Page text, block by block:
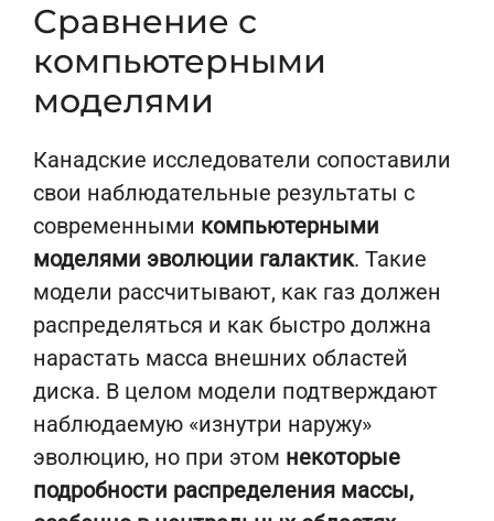
Сравнение с
компьютерными
моделями
Канадские исследователи сопоставили
свои наблюдательные результаты с
современными компьютерными
моделями эволюции галактик. Такие
модели рассчитывают, как газ должен
распределяться и как быстро должна
нарастать масса внешних областей
диска. В целом модели подтверждают
наблюдаемую «изнутри наружу»
эволюцию, но при этом некоторые
подробности распределения массы,